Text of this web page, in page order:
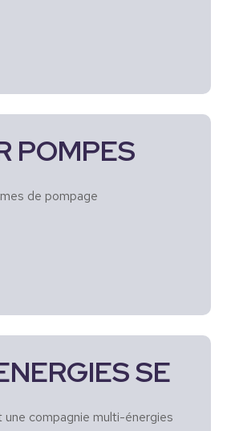
POMPES
de pompage
SE
une compagnie multi-énergies